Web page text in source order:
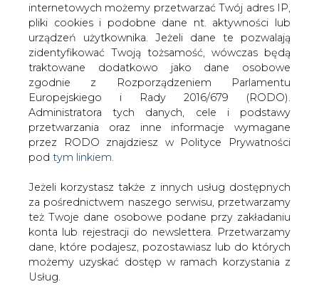
WŁĄCZ CIRE.TV
internetowych możemy przetwarzać Twój adres IP,
pliki cookies i podobne dane nt. aktywności lub
urządzeń użytkownika. Jeżeli dane te pozwalają
zidentyfikować Twoją tożsamość, wówczas będą
traktowane dodatkowo jako dane osobowe
zgodnie z Rozporządzeniem Parlamentu
Europejskiego i Rady 2016/679 (RODO).
Administratora tych danych, cele i podstawy
przetwarzania oraz inne informacje wymagane
przez RODO znajdziesz w Polityce Prywatności
pod tym linkiem.
Jeżeli korzystasz także z innych usług dostępnych
za pośrednictwem naszego serwisu, przetwarzamy
też Twoje dane osobowe podane przy zakładaniu
konta lub rejestracji do newslettera. Przetwarzamy
dane, które podajesz, pozostawiasz lub do których
możemy uzyskać dostęp w ramach korzystania z
Usług.
Strona główna
SERWIS INFORMACYJNY CIRE
"Gazeta Polska codziennie": Trwa walka o
elektrownię w Ostrołęce